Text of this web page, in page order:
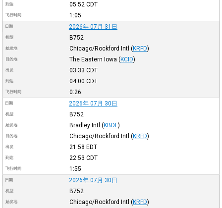
到达 05:52 CDT
飞行时间 1:05
日期 2026年 07月 31日
机型 B752
始发地 Chicago/Rockford Intl (KRFD)
目的地 The Eastern Iowa (KCID)
出发 03:33 CDT
到达 04:00 CDT
飞行时间 0:26
日期 2026年 07月 30日
机型 B752
始发地 Bradley Intl (KBDL )
目的地 Chicago/Rockford Intl (KRFD)
出发 21:58 EDT
到达 22:53 CDT
飞行时间 1:55
日期 2026年 07月 30日
机型 B752
始发地 Chicago/Rockford Intl (KRFD)